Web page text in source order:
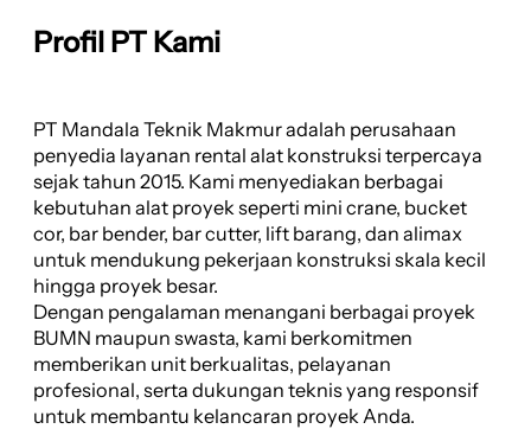
Profil PT Kami
PT Mandala Teknik Makmur adalah perusahaan
penyedia layanan rental alat konstruksi terpercaya
sejak tahun 2015. Kami menyediakan berbagai
kebutuhan alat proyek seperti mini crane, bucket
cor, bar bender, bar cutter, lift barang, dan alimax
untuk mendukung pekerjaan konstruksi skala kecil
hingga proyek besar.
Dengan pengalaman menangani berbagai proyek
BUMN maupun swasta, kami berkomitmen
memberikan unit berkualitas, pelayanan
profesional, serta dukungan teknis yang responsif
untuk membantu kelancaran proyek Anda.